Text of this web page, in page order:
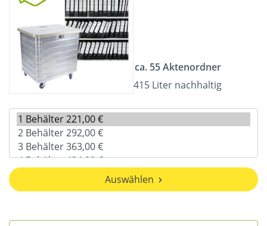
ca. 55 Aktenordner
415 Liter nachhaltig
Auswählen